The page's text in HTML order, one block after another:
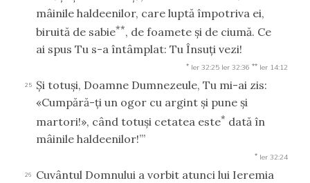
mâinile haldeenilor, care luptă împotriva ei,
biruită de sabie**, de foamete şi de ciumă. Ce
ai spus Tu s-a întâmplat: Tu Însuţi vezi!
* Ier 32:25 Ier 32:36 ** Ier 14:12
25
Şi totuşi, Doamne Dumnezeule, Tu mi-ai zis:
«Cumpără-ţi un ogor cu argint şi pune şi
martori!», când totuşi cetatea este* dată în
mâinile haldeenilor!’”
* Ier 32:24
26
Cuvântul Domnului a vorbit atunci lui Ieremia